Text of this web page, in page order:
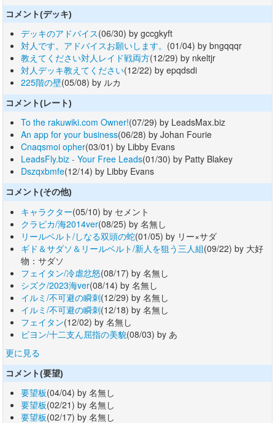
コメント(デッキ)
デッキのアドバイス(06/30) by gccgkyft
対人です。アドバイスお願いします。 (01/04) by bngqqqr
教えてください対人レイド戦両方(12/29) by nkeltjr
対人デッキ教えてください(12/22) by epqdsdi
225階の壁(05/08) by ルカ
コメント(レート)
To the rakuwiki.com Owner!(07/29) by LeadsMax.biz
An app for your business(06/28) by Johan Fourie
Cnaqsmoi opher(03/01) by Libby Evans
LeadsFly.biz - Your Free Leads(01/30) by Patty Blakey
Dszqxbmfe(12/14) by Libby Evans
コメント(その他)
キャラクター(05/10) by セメント
クラピカ/海2014ver(08/25) by 名無し
リールベルト/しなる双頭の蛇(01/05) by リー×サダ
ギド＆サダソ＆リールベルト/新人を狙う三人組(09/22) by 大好
物：サダソ
フェイタン/冷虐忿怒(08/17) by 名無し
シズク/2023海ver(08/14) by 名無し
イルミ/不可避の瞬刺(12/29) by 名無し
イルミ/不可避の瞬刺(12/18) by 名無し
フェイタン(12/02) by 名無し
ピヨン/十二支ん屈指の美貌(08/03) by あ
更に見る
コメント(要望)
要望板(04/04) by 名無し
要望板(02/21) by 名無し
要望板(02/17) by 名無し